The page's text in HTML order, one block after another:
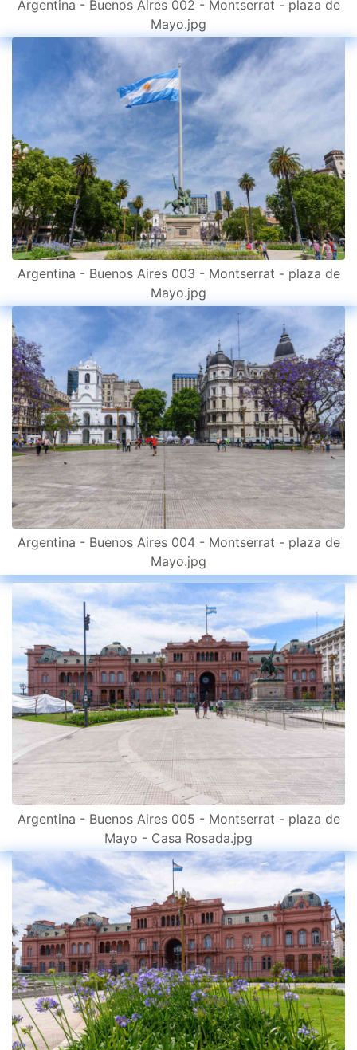
Argentina - Buenos Aires 002 - Montserrat - plaza de
Mayo.jpg
Argentina - Buenos Aires 003 - Montserrat - plaza de
Mayo.jpg
Argentina - Buenos Aires 004 - Montserrat - plaza de
Mayo.jpg
Argentina - Buenos Aires 005 - Montserrat - plaza de
Mayo - Casa Rosada.jpg